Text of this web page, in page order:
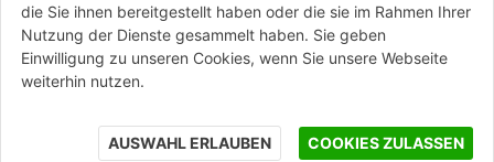
die Sie ihnen bereitgestellt haben oder die sie im Rahmen Ihrer
Nutzung der Dienste gesammelt haben. Sie geben
Einwilligung zu unseren Cookies, wenn Sie unsere Webseite
weiterhin nutzen.
AUSWAHL ERLAUBEN COOKIES ZULASSEN
STAMPA